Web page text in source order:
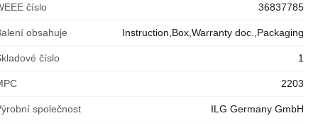
číslo 36837785
obsahuje Instruction,Box,Warranty doc.,Packaging
číslo 1
2203
společnost ILG Germany GmbH